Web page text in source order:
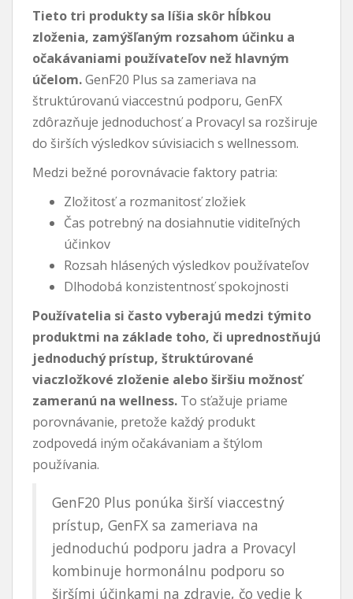
Tieto tri produkty sa líšia skôr hĺbkou
zloženia, zamýšľaným rozsahom účinku a
očakávaniami používateľov než hlavným
účelom.GenF20 Plus sa zameriava na
štruktúrovanú viaccestnú podporu, GenFX
zdôrazňuje jednoduchosť a Provacyl sa rozširuje
do širších výsledkov súvisiacich s wellnessom.
Medzi bežné porovnávacie faktory patria:
Zložitosť a rozmanitosť zložiek
Čas potrebný na dosiahnutie viditeľných
účinkov
Rozsah hlásených výsledkov používateľov
Dlhodobá konzistentnosť spokojnosti
Používatelia si často vyberajú medzi týmito
produktmi na základe toho, či uprednostňujú
jednoduchý prístup, štruktúrované
viaczložkové zloženie alebo širšiu možnosť
zameranú na wellness. To sťažuje priame
porovnávanie, pretože každý produkt
zodpovedá iným očakávaniam a štýlom
používania.
GenF20 Plus ponúka širší viaccestný
prístup, GenFX sa zameriava na
jednoduchú podporu jadra a Provacyl
kombinuje hormonálnu podporu so
širšími účinkami na zdravie, čo vedie k